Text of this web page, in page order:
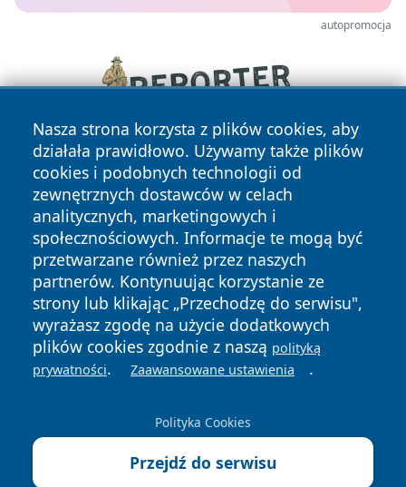
autopromocja
Nasza strona korzysta z plików cookies, aby
działała prawidłowo. Używamy także plików
cookies i podobnych technologii od
zewnętrznych dostawców w celach
analitycznych, marketingowych i
społecznościowych. Informacje te mogą być
przetwarzane również przez naszych
partnerów. Kontynuując korzystanie ze
strony lub klikając „Przechodzę do serwisu",
wyrażasz zgodę na użycie dodatkowych
plików cookies zgodnie z naszą polityką
prywatności. Zaawansowane ustawienia .
Polityka Cookies
Przejdź do serwisu
Copyright © 2026 oswieciminfo.pl Wszystkie prawa
zastrzeżone.
News Autorzy
Polityka
Prywatności
Polityka
Cookies